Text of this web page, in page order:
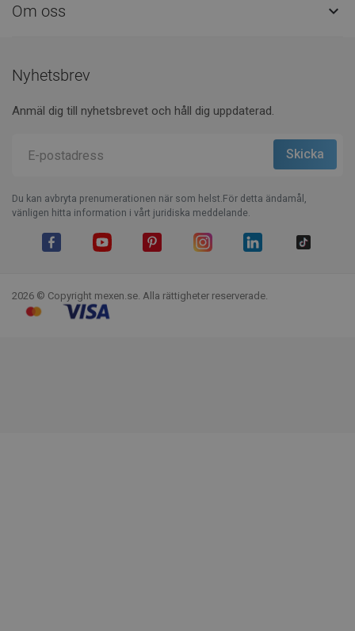
Om oss 
Nyhetsbrev
Anmäl dig till nyhetsbrevet och håll dig uppdaterad.
Du kan avbryta prenumerationen när som helst.För detta ändamål,
vänligen hitta information i vårt juridiska meddelande.
2026 © Copyright mexen.se. Alla rättigheter reserverade.